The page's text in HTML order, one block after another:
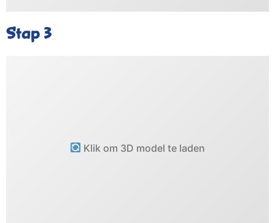
Stap 3
Klik om 3D model te laden